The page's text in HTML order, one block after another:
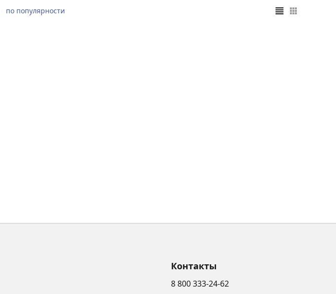
по популярности
Контакты
8 800 333-24-62